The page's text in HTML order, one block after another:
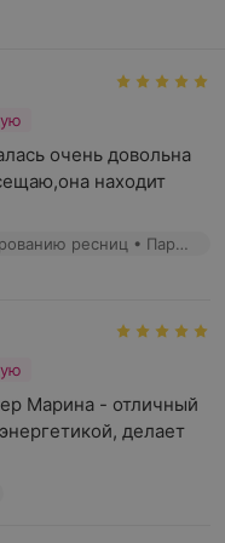
очень довольна
находит
Колупанович О. - Мастер по ламинированию ресниц • Парикмахер
Марина - отличный
делает